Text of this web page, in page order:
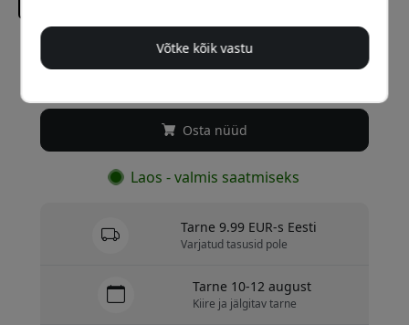
Soovitatav hind
64.99 EUR
Osta nüüd
Laos - valmis saatmiseks
Tarne 9.99 EUR-s Eesti
Varjatud tasusid pole
Tarne 10-12 august
Kiire ja jälgitav tarne
Võtke kõik vastu